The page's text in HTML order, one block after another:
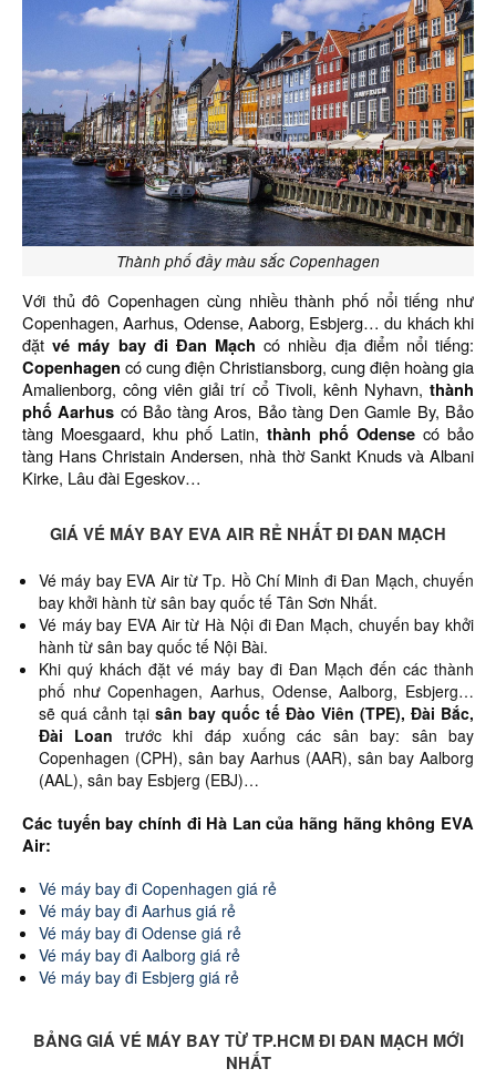
Thành phố đầy màu sắc Copenhagen
Với thủ đô Copenhagen cùng nhiều thành phố nổi tiếng như
Copenhagen, Aarhus, Odense, Aaborg, Esbjerg… du khách khi
đặtvé máy bay đi Đan Mạch có nhiều địa điểm nổi tiếng:
Copenhagen có cung điện Christiansborg, cung điện hoàng gia
Amalienborg, công viên giải trí cổ Tivoli, kênh Nyhavn, thành
phố Aarhus có Bảo tàng Aros, Bảo tàng Den Gamle By, Bảo
tàng Moesgaard, khu phố Latin, thành phố Odense có bảo
tàng Hans Christain Andersen, nhà thờ Sankt Knuds và Albani
Kirke, Lâu đài Egeskov…
GIÁ VÉ MÁY BAY EVA AIR RẺ NHẤT ĐI ĐAN MẠCH
Vé máy bay EVA Air từ Tp. Hồ Chí Minh đi Đan Mạch, chuyến
bay khởi hành từ sân bay quốc tế Tân Sơn Nhất.
Vé máy bay EVA Air từ Hà Nội đi Đan Mạch, chuyến bay khởi
hành từ sân bay quốc tế Nội Bài.
Khi quý khách đặt vé máy bay đi Đan Mạch đến các thành
phố như Copenhagen, Aarhus, Odense, Aalborg, Esbjerg…
sẽ quá cảnh tại sân bay quốc tế Đào Viên (TPE), Đài Bắc,
Đài Loan trước khi đáp xuống các sân bay: sân bay
Copenhagen (CPH), sân bay Aarhus (AAR), sân bay Aalborg
(AAL), sân bay Esbjerg (EBJ)…
Các tuyến bay chính đi Hà Lan của hãng hãng không EVA
Air:
Vé máy bay đi Copenhagen giá rẻ
Vé máy bay đi Aarhus giá rẻ
Vé máy bay đi Odense giá rẻ
Vé máy bay đi Aalborg giá rẻ
Vé máy bay đi Esbjerg giá rẻ
BẢNG GIÁ VÉ MÁY BAY TỪ TP.HCM ĐI ĐAN MẠCH MỚI
NHẤT